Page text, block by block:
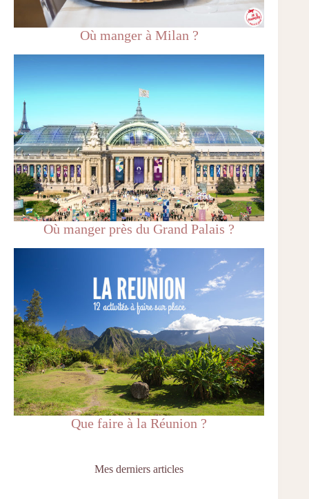
Où manger à Milan ?
Où manger près du Grand Palais ?
Que faire à la Réunion ?
Mes derniers articles